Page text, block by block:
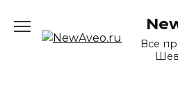
содержанию
Все